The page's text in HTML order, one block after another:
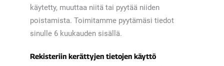
käytetty, muuttaa niitä tai pyytää niiden
poistamista. Toimitamme pyytämäsi tiedot
sinulle 6 kuukauden sisällä.
Rekisteriin kerättyjen tietojen käyttö